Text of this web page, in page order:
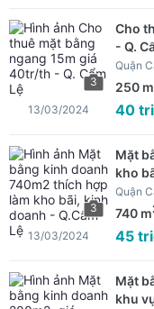
3
Cho
- Q.
Quận
250 m
40
13/03/2024
3
Mặt
kho
Quận
740 m
45
13/03/2024
Mặt
khu